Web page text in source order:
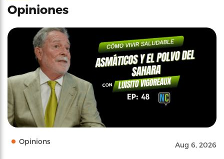
Opiniones
Opinions Aug 6, 2026